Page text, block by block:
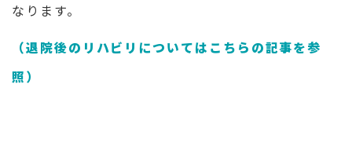
なります。
（退院後のリハビリについてはこちらの記事を参
照）